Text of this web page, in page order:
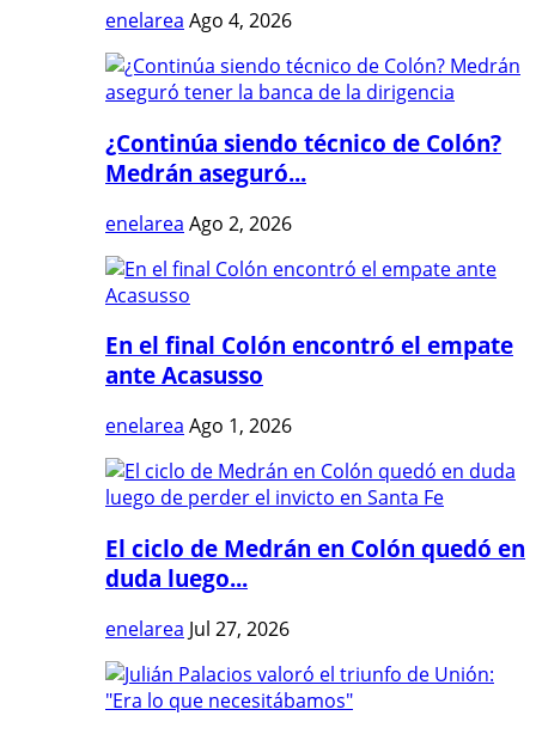
enelarea Ago 4, 2026
¿Continúa siendo técnico de Colón?
Medrán aseguró...
enelarea Ago 2, 2026
En el final Colón encontró el empate
ante Acasusso
enelarea Ago 1, 2026
El ciclo de Medrán en Colón quedó en
duda luego...
enelarea Jul 27, 2026